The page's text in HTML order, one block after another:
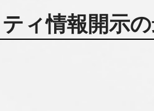
ティ情報開示